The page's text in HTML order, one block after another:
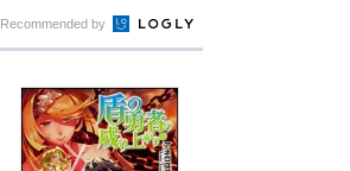
Recommended by